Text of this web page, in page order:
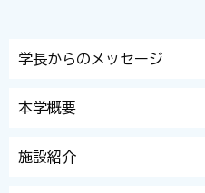
学長からのメッセージ
本学概要
施設紹介